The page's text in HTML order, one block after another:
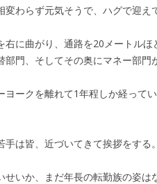
変わらず元気そうで、ハグで迎え
右に曲がり、通路を20メートルほ
部門、そしてその奥にマネー部門
ヨークを離れて1年程しか経って
手は皆、近づいてきて挨拶をする。
せいか、まだ年長の転勤族の姿は